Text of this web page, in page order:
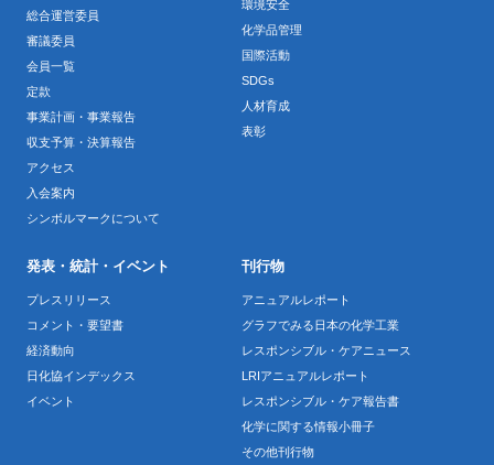
総合運営委員
審議委員
会員一覧
定款
事業計画・事業報告
収支予算・決算報告
アクセス
入会案内
シンボルマークについて
環境安全
化学品管理
国際活動
SDGs
人材育成
表彰
発表・統計・イベント
プレスリリース
コメント・要望書
経済動向
日化協インデックス
イベント
刊行物
アニュアルレポート
グラフでみる日本の化学工業
レスポンシブル・ケアニュース
LRIアニュアルレポート
レスポンシブル・ケア報告書
化学に関する情報小冊子
その他刊行物